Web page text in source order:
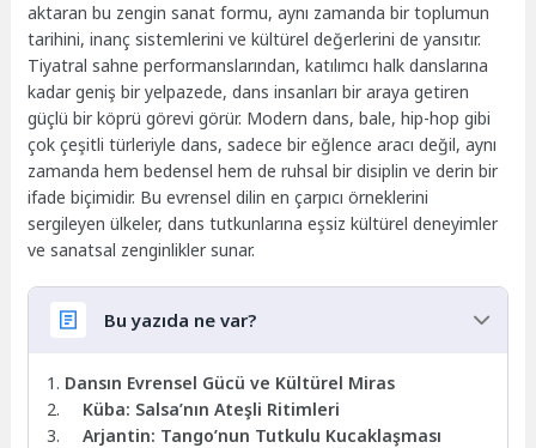
aktaran bu zengin sanat formu, aynı zamanda bir toplumun
tarihini, inanç sistemlerini ve kültürel değerlerini de yansıtır.
Tiyatral sahne performanslarından, katılımcı halk danslarına
kadar geniş bir yelpazede, dans insanları bir araya getiren
güçlü bir köprü görevi görür. Modern dans, bale, hip-hop gibi
çok çeşitli türleriyle dans, sadece bir eğlence aracı değil, aynı
zamanda hem bedensel hem de ruhsal bir disiplin ve derin bir
ifade biçimidir. Bu evrensel dilin en çarpıcı örneklerini
sergileyen ülkeler, dans tutkunlarına eşsiz kültürel deneyimler
ve sanatsal zenginlikler sunar.
Bu yazıda ne var?
Dansın Evrensel Gücü ve Kültürel Miras
Küba: Salsa’nın Ateşli Ritimleri
Arjantin: Tango’nun Tutkulu Kucaklaşması